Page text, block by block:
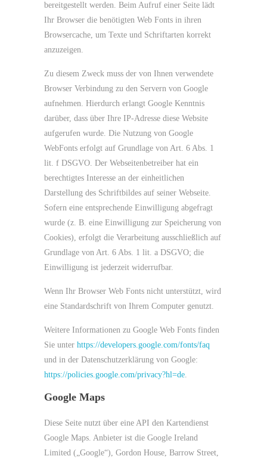
bereitgestellt werden. Beim Aufruf einer Seite lädt
Ihr Browser die benötigten Web Fonts in ihren
Browsercache, um Texte und Schriftarten korrekt
anzuzeigen.
Zu diesem Zweck muss der von Ihnen verwendete
Browser Verbindung zu den Servern von Google
aufnehmen. Hierdurch erlangt Google Kenntnis
darüber, dass über Ihre IP-Adresse diese Website
aufgerufen wurde. Die Nutzung von Google
WebFonts erfolgt auf Grundlage von Art. 6 Abs. 1
lit. f DSGVO. Der Webseitenbetreiber hat ein
berechtigtes Interesse an der einheitlichen
Darstellung des Schriftbildes auf seiner Webseite.
Sofern eine entsprechende Einwilligung abgefragt
wurde (z. B. eine Einwilligung zur Speicherung von
Cookies), erfolgt die Verarbeitung ausschließlich auf
Grundlage von Art. 6 Abs. 1 lit. a DSGVO; die
Einwilligung ist jederzeit widerrufbar.
Wenn Ihr Browser Web Fonts nicht unterstützt, wird
eine Standardschrift von Ihrem Computer genutzt.
Weitere Informationen zu Google Web Fonts finden
Sie unter https://developers.google.com/fonts/faq
und in der Datenschutzerklärung von Google:
https://policies.google.com/privacy?hl=de.
Google Maps
Diese Seite nutzt über eine API den Kartendienst
Google Maps. Anbieter ist die Google Ireland
Limited („Google“), Gordon House, Barrow Street,